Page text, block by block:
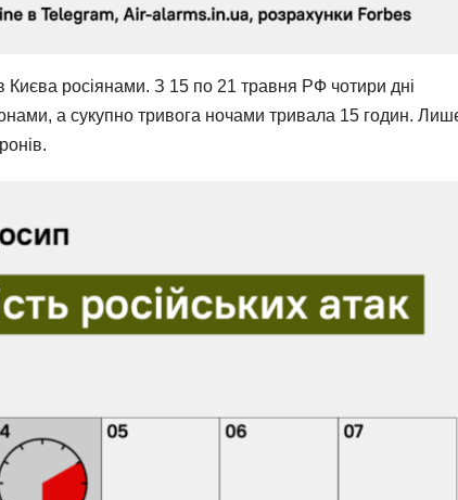
Києва росіянами. З 15 по 21 травня РФ чотири дні
а сукупно тривога ночами тривала 15 годин.